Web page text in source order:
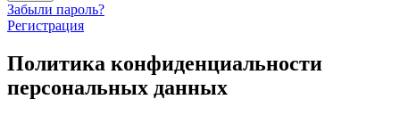
Забыли пароль?
Регистрация
Политика конфиденциальности
персональных данных